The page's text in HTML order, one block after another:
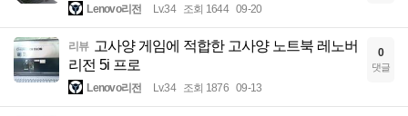
Lenovo리전 Lv.34 조회 1644 09-20
리뷰 고사양 게임에 적합한 고사양 노트북 레노버
리전 5i 프로
Lenovo리전 Lv.34 조회 1876 09-13
0
댓글